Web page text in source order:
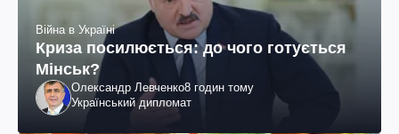
Війна в Україні
Криза посилюється: до чого готується
Мінськ?
Олександр Левченко8 годин тому
Український дипломат